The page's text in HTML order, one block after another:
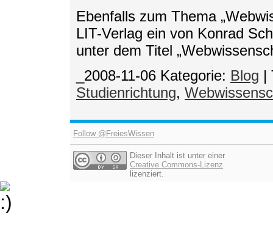
Ebenfalls zum Thema
LIT-Verlag ein von Konrad
unter dem Titel
_2008-11-06 Kategorie: Blog |
Studienrichtung,
Follow @FreiesWissen
Dieser Inhalt ist unter einer
Creative Commons-Lizenz
lizenziert.